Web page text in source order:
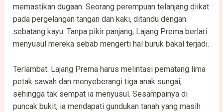
memastikan dugaan. Seorang perempuan telanjang diikat
pada pergelangan tangan dan kaki, ditandu dengan
sebatang kayu. Tanpa pikir panjang, Lajang Prema berlari
menyusul mereka sebab mengerti hal buruk bakal terjadi.
Terlambat. Lajang Prema harus melintasi pematang lima
petak sawah dan menyeberangi tiga anak sungai,
sehingga tak sempat ia menyusul. Sesampainya di
puncak bukit, ia mendapati gundukan tanah yang masih